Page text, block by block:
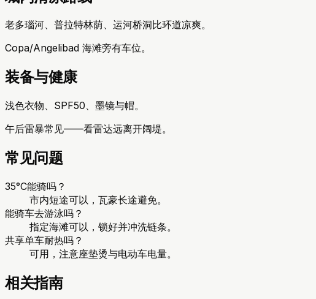
老多瑙河、普拉特林荫、运河桥洞比环道凉爽。
Copa/Angelibad 海滩旁有车位。
装备与健康
浅色衣物、SPF50、墨镜与帽。
午后雷暴常见——看雷达远离开阔堤。
常见问题
35°C能骑吗？
市内短途可以，瓦豪长途避免。
能骑车去游泳吗？
指定海滩可以，锁好并冲洗链条。
共享单车耐热吗？
可用，注意座垫烫与电动车电量。
相关指南